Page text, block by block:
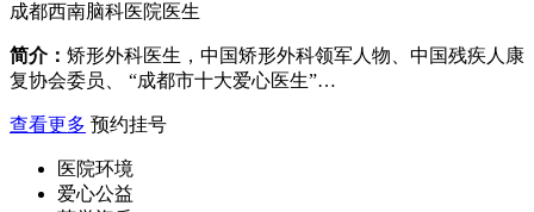
成都西南脑科医院医生
简介： 矫形外科医生，中国矫形外科领军人物、中国残疾人康
复协会委员、 “成都市十大爱心医生”…
查看更多 预约挂号
医院环境
爱心公益